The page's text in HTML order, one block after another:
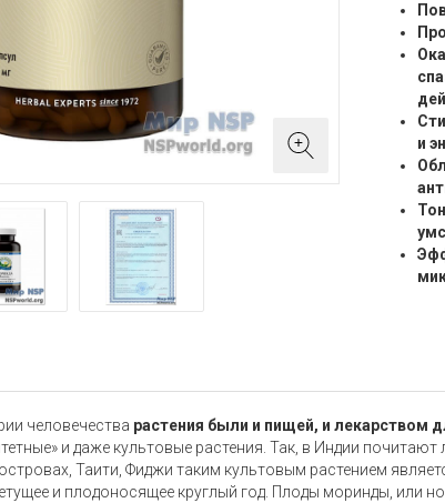
и
человечества растения были и пищей, и лекарством
и даже культовые растения. Так, в Индии
Таити, Фиджи таким культовым растением
и плодоносящее круглый год. Плоды моринды, или